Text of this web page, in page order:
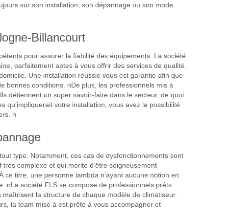
sur son installation, son dépannage ou son mode
Billancourt
pour assurer la fiabilité des équipements. La société
parfaitement aptes à vous offrir des services de qualité.
Une installation réussie vous est garantie afin que
bonnes conditions. nDe plus, les professionnels mis à
détiennent un super savoir-faire dans le secteur, de quoi
votre installation, vous avez la possibilité
n
type. Notamment, ces cas de dysfonctionnements sont
complexe et qui mérite d’être soigneusement
titre, une personne lambda n’ayant aucune notion en
nLa société FLS se compose de professionnels prêts
la structure de chaque modèle de climatiseur.
la team mise à est prête à vous accompagner et